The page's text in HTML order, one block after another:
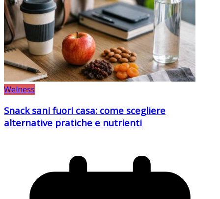
Welness
Snack sani fuori casa: come scegliere
alternative pratiche e nutrienti